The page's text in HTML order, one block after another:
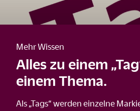
Mehr Wissen
Alles zu einem
einem Thema.
Als „Tags“ werden einzelne